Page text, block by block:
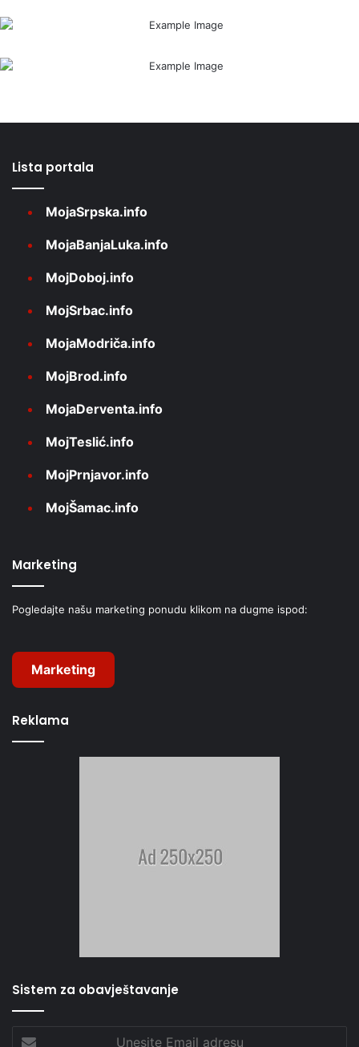
Lista portala
MojaSrpska.info
MojaBanjaLuka.info
MojDoboj.info
MojSrbac.info
MojaModriča.info
MojBrod.info
MojaDerventa.info
MojTeslić.info
MojPrnjavor.info
MojŠamac.info
Marketing
Pogledajte našu marketing ponudu klikom na dugme ispod:
Marketing
Reklama
Sistem za obavještavanje
Unesite